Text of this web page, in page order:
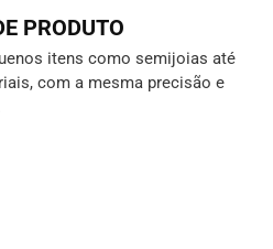
PRODUTO
itens como semijoias até
com a mesma precisão e